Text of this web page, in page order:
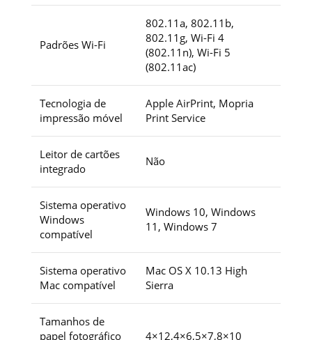
Padrões Wi-Fi
802.11a, 802.11b,
802.11g, Wi-Fi 4
(802.11n), Wi-Fi 5
(802.11ac)
Tecnologia de
impressão móvel
Apple AirPrint, Mopria
Print Service
Leitor de cartões
integrado
Não
Sistema operativo
Windows
compatível
Windows 10, Windows
11, Windows 7
Sistema operativo
Mac compatível
Mac OS X 10.13 High
Sierra
Tamanhos de
papel fotográfico
4×12,4×6,5×7,8×10